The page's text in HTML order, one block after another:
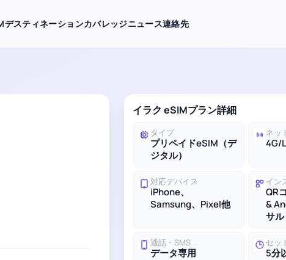
デスティネーションカバレッジニュース連絡先
イラク eSIMプラン詳細
タイプ
プリペイドeSIM（デ
ジタル）
ネッ
4G/
対応デバイス
iPhone、
Samsung、Pixel他
イン
QR
&
サ
通話・SMS
データ専用
セッ
5分